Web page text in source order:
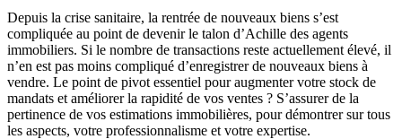
Depuis la crise sanitaire, la rentrée de nouveaux biens s’est
compliquée au point de devenir le talon d’Achille des agents
immobiliers. Si le nombre de transactions reste actuellement élevé, il
n’en est pas moins compliqué d’enregistrer de nouveaux biens à
vendre. Le point de pivot essentiel pour augmenter votre stock de
mandats et améliorer la rapidité de vos ventes ? S’assurer de la
pertinence de vos estimations immobilières, pour démontrer sur tous
les aspects, votre professionnalisme et votre expertise.